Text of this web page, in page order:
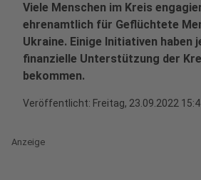
Viele Menschen im Kreis
ehrenamtlich für Geflüchtete
Ukraine. Einige Initiativen haben
finanzielle Unterstützung der
bekommen.
Veröffentlicht: Freitag, 23.09.2022
Anzeige